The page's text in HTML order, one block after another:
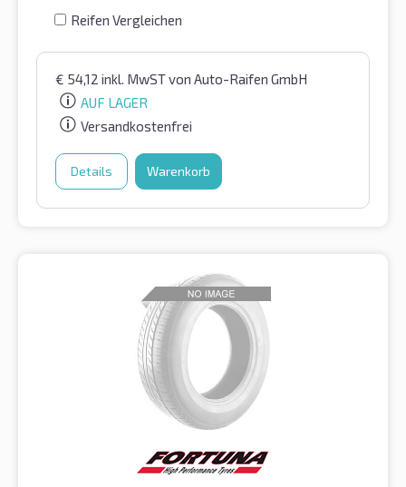
Reifen Vergleichen
€ 54,12 inkl. MwSTvon Auto-Raifen GmbH
AUF LAGER
Versandkostenfrei
Details Warenkorb